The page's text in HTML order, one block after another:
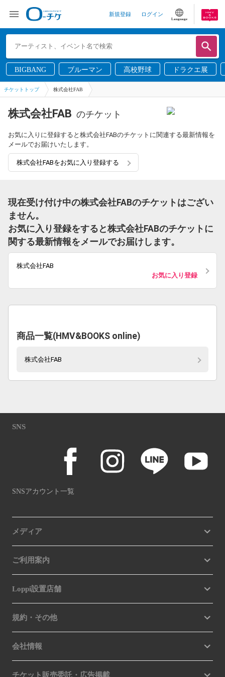
新規登録 ログイン
Language
BIGBANG ブルーマン 高校野球 ドラクエ展
チケットトップ 株式会社FAB
株式会社FAB のチケット
お気に入りに登録すると株式会社FABのチケットに関連する最新情報を
メールでお届けいたします。
株式会社FABをお気に入り登録する
現在受け付け中の株式会社FABのチケットはござい
ません。
お気に入り登録をすると株式会社FABのチケットに
関する最新情報をメールでお届けします。
株式会社FAB
お気に入り登録
商品一覧(HMV&BOOKS online)
株式会社FAB
SNS
SNSアカウント一覧
メディア
ご利用案内
Loppi設置店舗
規約・その他
会社情報
チケット販売委託・広告掲載